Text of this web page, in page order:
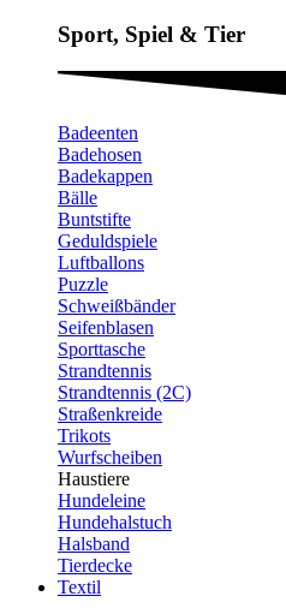
Sport, Spiel & Tier
Badeenten
Badehosen
Badekappen
Bälle
Buntstifte
Geduldspiele
Luftballons
Puzzle
Schweißbänder
Seifenblasen
Sporttasche
Strandtennis
Strandtennis (2C)
Straßenkreide
Trikots
Wurfscheiben
Haustiere
Hundeleine
Hundehalstuch
Halsband
Tierdecke
Textil